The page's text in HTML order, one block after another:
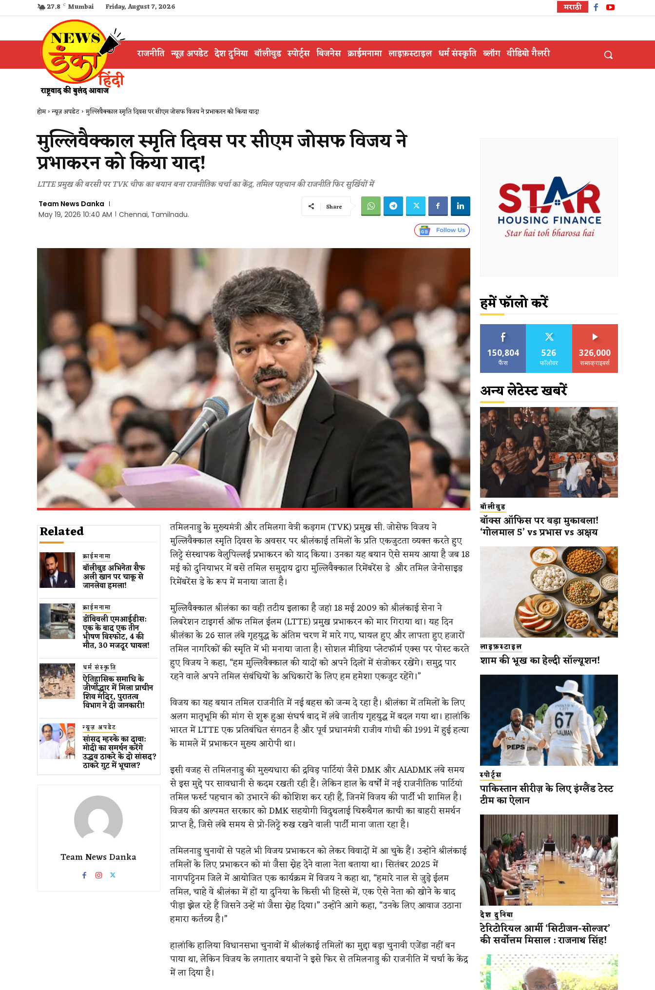
27.8 C Mumbai Friday, August 7, 2026 मराठी
राजनीति न्यूज़ अपडेट देश दुनिया बॉलीवुड स्पोर्ट्स बिजनेस क्राईमनामा लाइफ़स्टाइल धर्म संस्कृति ब्लॉग वीडियो गैलरी
होम न्यूज़ अपडेट मुल्लिवैक्काल स्मृति दिवस पर सीएम जोसफ विजय ने प्रभाकरन को किया याद!
मुल्लिवैक्काल स्मृति दिवस पर सीएम जोसफ विजय ने
प्रभाकरन को किया याद!
LTTE प्रमुख की बरसी पर TVK चीफ का बयान बना राजनीतिक चर्चा का केंद्र, तमिल पहचान की राजनीति फिर सुर्खियों में
Team News Danka
May 19, 2026 10:40 AM
Chennai, Tamilnadu.
Share
Related
क्राईमनामा
बॉलीवुड​ अभिनेता सैफ
अली खान पर चाकू से ​
जानलेवा हमला​!
क्राईमनामा
डोंबिवली एमआईडीस:
एक के बाद एक तीन
भीषण विस्फोट, 4 की
मौत, 30 मजदूर घायल!
धर्म संस्कृति
ऐतिहासिक समाधि के
जीर्णोद्धार में मिला प्राचीन
शिव मंदिर, पुरातत्व
विभाग ने दी जानकारी!
न्यूज़ अपडेट
सांसद म्हस्के का दावा:
मोदी का समर्थन करेंगे
उद्धव ठाकरे के दो सांसद?
ठाकरे गुट में भूचाल?
Team News Danka
तमिलनाडु के मुख्यमंत्री और तमिलगा वेत्री कड़गम (TVK) प्रमुख सी. जोसेफ विजय ने
मुल्लिवैक्काल स्मृति दिवस के अवसर पर श्रीलंकाई तमिलों के प्रति एकजुटता व्यक्त करते हुए
लिट्टे संस्थापक वेलुपिल्लई प्रभाकरन को याद किया। उनका यह बयान ऐसे समय आया है जब 18
मई को दुनियाभर में बसे तमिल समुदाय द्वारा मुल्लिवैक्काल रिमेंबरेंस डे और तमिल जेनोसाइड
रिमेंबरेंस डे के रूप में मनाया जाता है।
मुल्लिवैक्काल श्रीलंका का वही तटीय इलाका है जहां 18 मई 2009 को श्रीलंकाई सेना ने
लिबरेशन टाइगर्स ऑफ तमिल ईलम (LTTE) प्रमुख प्रभाकरन को मार गिराया था। यह दिन
श्रीलंका के 26 साल लंबे गृहयुद्ध के अंतिम चरण में मारे गए, घायल हुए और लापता हुए हजारों
तमिल नागरिकों की स्मृति में भी मनाया जाता है। सोशल मीडिया प्लेटफॉर्म एक्स पर पोस्ट करते
हुए विजय ने कहा, “हम मुल्लिवैक्काल की यादों को अपने दिलों में संजोकर रखेंगे। समुद्र पार
रहने वाले अपने तमिल संबंधियों के अधिकारों के लिए हम हमेशा एकजुट रहेंगे।”
विजय का यह बयान तमिल राजनीति में नई बहस को जन्म दे रहा है। श्रीलंका में तमिलों के लिए
अलग मातृभूमि की मांग से शुरू हुआ संघर्ष बाद में लंबे जातीय गृहयुद्ध में बदल गया था। हालांकि
भारत में LTTE एक प्रतिबंधित संगठन है और पूर्व प्रधानमंत्री राजीव गांधी की 1991 में हुई हत्या
के मामले में प्रभाकरन मुख्य आरोपी था।
इसी वजह से तमिलनाडु की मुख्यधारा की द्रविड़ पार्टियां जैसे DMK और AIADMK लंबे समय
से इस मुद्दे पर सावधानी से कदम रखती रही हैं। लेकिन हाल के वर्षों में नई राजनीतिक पार्टियां
तमिल फर्स्ट पहचान को उभारने की कोशिश कर रही हैं, जिनमें विजय की पार्टी भी शामिल है।
विजय की अल्पमत सरकार को DMK सहयोगी विदुथलाई चिरुथैगल काची का बाहरी समर्थन
प्राप्त है, जिसे लंबे समय से प्रो-लिट्टे रुख रखने वाली पार्टी माना जाता रहा है।
तमिलनाडु चुनावों से पहले भी विजय प्रभाकरन को लेकर विवादों में आ चुके हैं। उन्होंने श्रीलंकाई
तमिलों के लिए प्रभाकरन को मां जैसा स्नेह देने वाला नेता बताया था। सितंबर 2025 में
नागपट्टिनम जिले में आयोजित एक कार्यक्रम में विजय ने कहा था, “हमारे नाल से जुड़े ईलम
तमिल, चाहे वे श्रीलंका में हों या दुनिया के किसी भी हिस्से में, एक ऐसे नेता को खोने के बाद
पीड़ा झेल रहे हैं जिसने उन्हें मां जैसा स्नेह दिया।” उन्होंने आगे कहा, “उनके लिए आवाज उठाना
हमारा कर्तव्य है।”
हालांकि हालिया विधानसभा चुनावों में श्रीलंकाई तमिलों का मुद्दा बड़ा चुनावी एजेंडा नहीं बन
पाया था, लेकिन विजय के लगातार बयानों ने इसे फिर से तमिलनाडु की राजनीति में चर्चा के केंद्र
में ला दिया है।
हमें फॉलो करें
150,804
फैंस
526
फॉलोवर
326,000
सब्सक्राइबर्स
अन्य लेटेस्ट खबरें
बॉलीवुड
बॉक्स ऑफिस पर बड़ा मुकाबला!
‘गोलमाल 5’ vs प्रभास vs अक्षय
लाइफ़स्टाइल
शाम की भूख का हेल्दी सॉल्यूशन!
स्पोर्ट्स
पाकिस्तान सीरीज़ के लिए इंग्लैंड टेस्ट
टीम का ऐलान
देश दुनिया
टेरिटोरियल आर्मी ‘सिटीजन-सोल्जर’
की सर्वोत्तम मिसाल : राजनाथ सिंह!